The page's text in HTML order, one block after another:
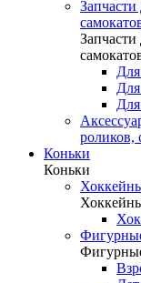
Запчасти
Запчасти
роликов,
Коньки
Коньки